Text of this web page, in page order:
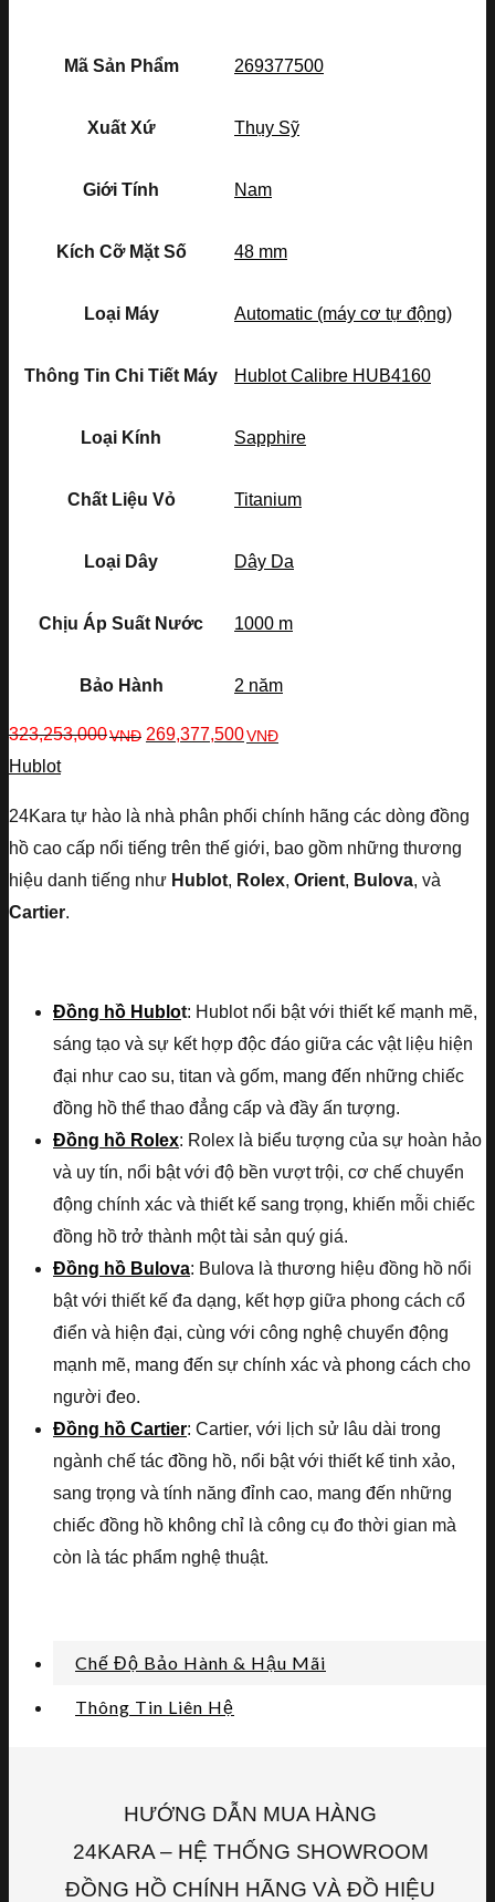
Mã Sản Phẩm 269377500
Xuất Xứ Thụy Sỹ
Giới Tính Nam
Kích Cỡ Mặt Số 48 mm
Loại Máy Automatic (máy cơ tự động)
Thông Tin Chi Tiết Máy Hublot Calibre HUB4160
Loại Kính Sapphire
Chất Liệu Vỏ Titanium
Loại Dây Dây Da
Chịu Áp Suất Nước 1000 m
Bảo Hành 2 năm
323,253,000VNĐ 269,377,500VNĐ
Hublot
24Kara tự hào là nhà phân phối chính hãng các dòng đồng
hồ cao cấp nổi tiếng trên thế giới, bao gồm những thương
hiệu danh tiếng như Hublot, Rolex, Orient, Bulova, và
Cartier.
Đồng hồ Hublot: Hublot nổi bật với thiết kế mạnh mẽ,
sáng tạo và sự kết hợp độc đáo giữa các vật liệu hiện
đại như cao su, titan và gốm, mang đến những chiếc
đồng hồ thể thao đẳng cấp và đầy ấn tượng.
Đồng hồ Rolex: Rolex là biểu tượng của sự hoàn hảo
và uy tín, nổi bật với độ bền vượt trội, cơ chế chuyển
động chính xác và thiết kế sang trọng, khiến mỗi chiếc
đồng hồ trở thành một tài sản quý giá.
Đồng hồ Bulova: Bulova là thương hiệu đồng hồ nổi
bật với thiết kế đa dạng, kết hợp giữa phong cách cổ
điển và hiện đại, cùng với công nghệ chuyển động
mạnh mẽ, mang đến sự chính xác và phong cách cho
người đeo.
Đồng hồ Cartier: Cartier, với lịch sử lâu dài trong
ngành chế tác đồng hồ, nổi bật với thiết kế tinh xảo,
sang trọng và tính năng đỉnh cao, mang đến những
chiếc đồng hồ không chỉ là công cụ đo thời gian mà
còn là tác phẩm nghệ thuật.
Chế Độ Bảo Hành & Hậu Mãi
Thông Tin Liên Hệ
HƯỚNG DẪN MUA HÀNG
24KARA – HỆ THỐNG SHOWROOM
ĐỒNG HỒ CHÍNH HÃNG VÀ ĐỒ HIỆU